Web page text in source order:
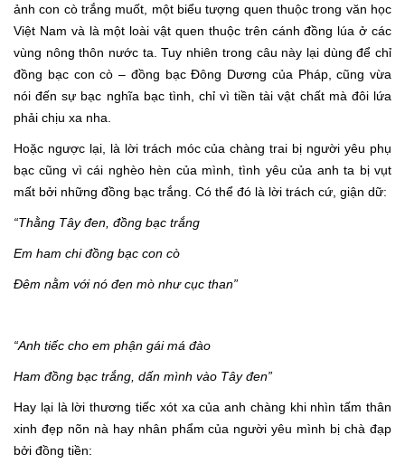
ảnh con cò trắng muốt, một biểu tượng quen thuộc trong văn học
Việt Nam và là một loài vật quen thuộc trên cánh đồng lúa ở các
vùng nông thôn nước ta. Tuy nhiên trong câu này lại dùng để chỉ
đồng bạc con cò – đồng bạc Đông Dương của Pháp, cũng vừa
nói đến sự bạc nghĩa bạc tình, chỉ vì tiền tài vật chất mà đôi lứa
phải chịu xa nha.
Hoặc ngược lại, là lời trách móc của chàng trai bị người yêu phụ
bạc cũng vì cái nghèo hèn của mình, tình yêu của anh ta bị vụt
mất bởi những đồng bạc trắng. Có thể đó là lời trách cứ, giận dữ:
“Thằng Tây đen, đồng bạc trắng
Em ham chi đồng bạc con cò
Đêm nằm với nó đen mò như cục than”
“Anh tiếc cho em phận gái má đào
Ham đồng bạc trắng, dấn mình vào Tây đen”
Hay lại là lời thương tiếc xót xa của anh chàng khi nhìn tấm thân
xinh đẹp nõn nà hay nhân phẩm của người yêu mình bị chà đạp
bởi đồng tiền: